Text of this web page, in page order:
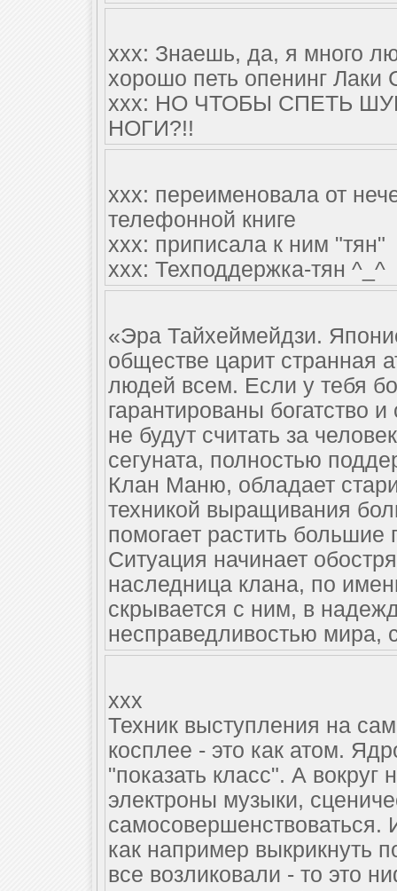
xxx: Знаешь, да, я много
хорошо петь опенинг Лаки
xxx: НО ЧТОБЫ СПЕТЬ
НОГИ?!!
ххх: переименовала от
телефонной книге
ххх: приписала к ним "тян"
ххх: Техподдержка-тян ^_^
«Эра Тайхеймейдзи.
обществе царит странная
людей всем. Если у тебя
гарантированы богатство
не будут считать за
сегуната, полностью
Клан Маню, обладает
техникой выращивания
помогает растить
Ситуация начинает
наследница клана, по
скрывается с ним, в
несправедливостью мира,
xxx
Техник выступления на
косплее - это как атом.
"показать класс". А
электроны музыки,
самосовершенствоваться.
как например выкрикнуть
все возликовали - то это